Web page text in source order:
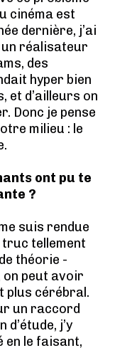
cinéma est
dernière, j’ai
un réalisateur
des
hyper bien
et d’ailleurs on
Donc je pense
milieu : le
ont pu te
?
suis rendue
truc tellement
théorie -
on peut avoir
plus cérébral.
un raccord
j’y
en le faisant,